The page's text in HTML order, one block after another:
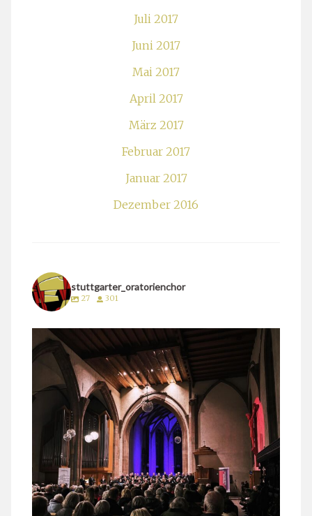
Juli 2017
Juni 2017
Mai 2017
April 2017
März 2017
Februar 2017
Januar 2017
Dezember 2016
stuttgarter_oratorienchor
27 301
stuttgarter_oratorienchor
März 24